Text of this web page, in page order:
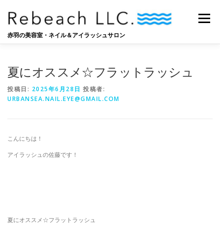
ツ
赤羽の美容室・ネイル＆アイラッシュサロン
メニュー
夏にオススメ☆フラットラッシュ
投稿日: 2025年6月28日 投稿者:
URBANSEA.NAIL.EYE@GMAIL.COM
こんにちは！
アイラッシュの佐藤です！
夏にオススメ☆フラットラッシュ